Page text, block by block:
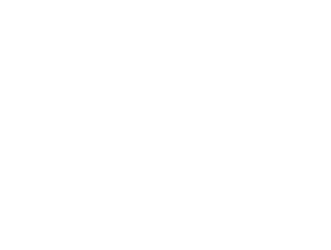
Wochen